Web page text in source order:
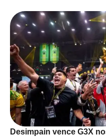
Desimpain vence G3X